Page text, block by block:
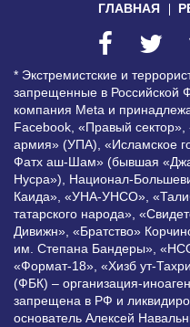
ГЛАВНАЯ
* Экстремистские и
запрещенные в Российской
компания Meta и
Facebook, «Правый сектор»,
армия» (УПА), «Исламское
Фатх аш-Шам» (бывшая
Нусра»), Национал-
Каида», «УНА-УНСО»,
татарского народа»,
Дивижн», «Братство»
им. Степана Бандеры»,
«Формат-18», «Хизб ут-
(ФБК) – организация-
запрещена в РФ и
основатель Алексей